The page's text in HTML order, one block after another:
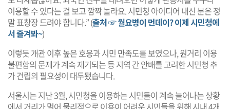
이용할 수 있다는 걸 보고 깜짝 놀라요. 시민청 아이디어 내신 분은 정
말 표창장 드려야 합니다.” (출처 ☞ 월요병이 먼데이? 이제 시민청에
서 즐겨봐~)
이렇듯 개관 이후 높은 호응과 시민 만족도를 보였으나, 원거리 이용
불편함의 문제가 계속 제기되는 등 지역 간 안배를 고려한 시민청 추
가 건립의 필요성이 대두됐습니다.
서울시는 지난 3월, 시민청을 이용하는 시민들이 계속 늘어나는 상황
에서 거리가 멀어 물리적으로 이용이 어려운 시민들을 위해 시내 4개